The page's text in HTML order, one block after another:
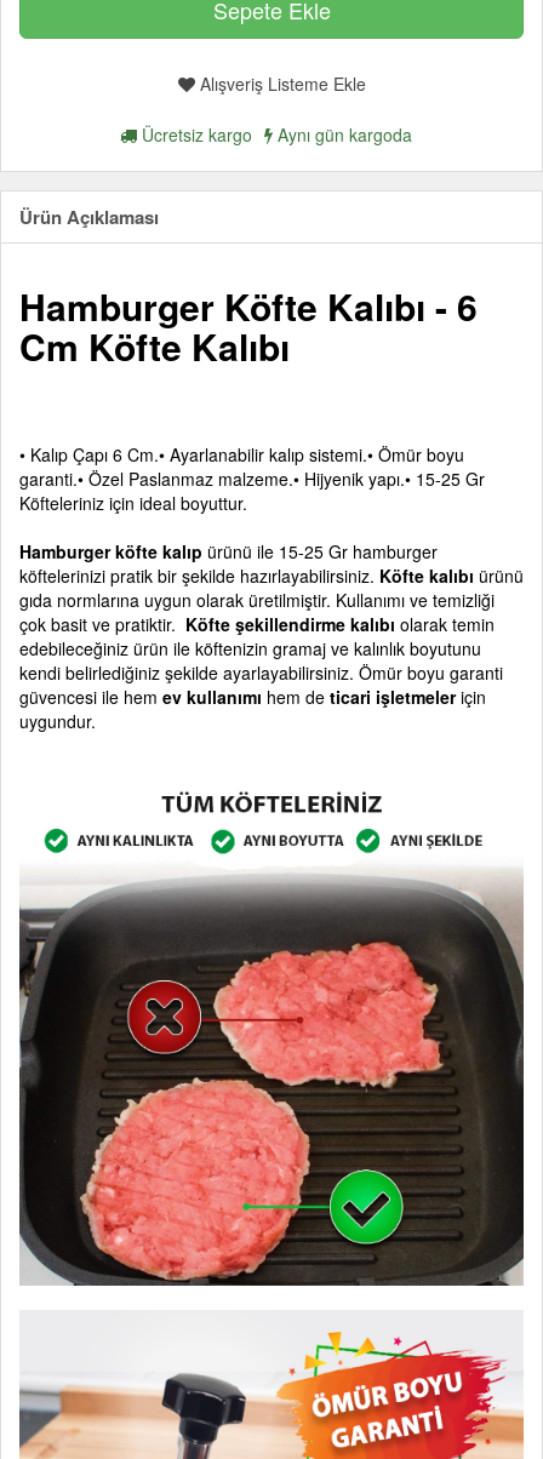
Alışveriş Listeme Ekle
Ücretsiz kargo Aynı gün kargoda
Ürün Açıklaması
Hamburger Köfte Kalıbı - 6
Cm Köfte Kalıbı
• Kalıp Çapı 6 Cm.• Ayarlanabilir kalıp sistemi.• Ömür boyu
garanti.• Özel Paslanmaz malzeme.• Hijyenik yapı.• 15-25 Gr
Köfteleriniz için ideal boyuttur.
Hamburger köfte kalıp ürünü ile 15-25 Gr hamburger
köftelerinizi pratik bir şekilde hazırlayabilirsiniz. Köfte kalıbı ürünü
gıda normlarına uygun olarak üretilmiştir. Kullanımı ve temizliği
çok basit ve pratiktir. Köfte şekillendirme kalıbı olarak temin
edebileceğiniz ürün ile köftenizin gramaj ve kalınlık boyutunu
kendi belirlediğiniz şekilde ayarlayabilirsiniz. Ömür boyu garanti
güvencesi ile hem ev kullanımı hem de ticari işletmeleriçin
uygundur.